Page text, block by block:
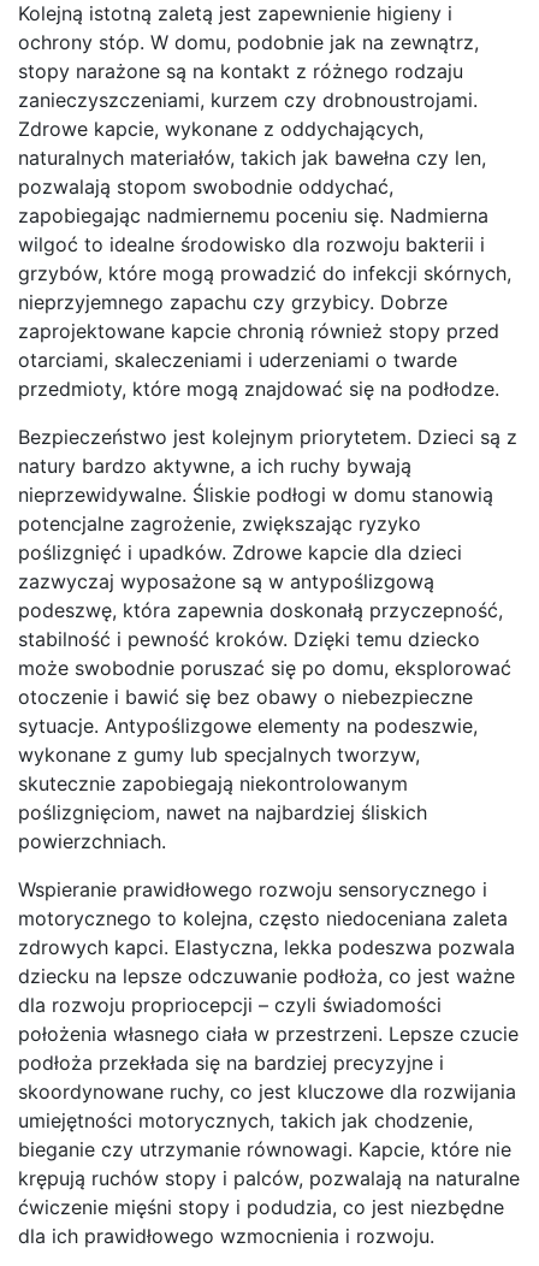
Kolejną istotną zaletą jest zapewnienie higieny i
ochrony stóp. W domu, podobnie jak na zewnątrz,
stopy narażone są na kontakt z różnego rodzaju
zanieczyszczeniami, kurzem czy drobnoustrojami.
Zdrowe kapcie, wykonane z oddychających,
naturalnych materiałów, takich jak bawełna czy len,
pozwalają stopom swobodnie oddychać,
zapobiegając nadmiernemu poceniu się. Nadmierna
wilgoć to idealne środowisko dla rozwoju bakterii i
grzybów, które mogą prowadzić do infekcji skórnych,
nieprzyjemnego zapachu czy grzybicy. Dobrze
zaprojektowane kapcie chronią również stopy przed
otarciami, skaleczeniami i uderzeniami o twarde
przedmioty, które mogą znajdować się na podłodze.
Bezpieczeństwo jest kolejnym priorytetem. Dzieci są z
natury bardzo aktywne, a ich ruchy bywają
nieprzewidywalne. Śliskie podłogi w domu stanowią
potencjalne zagrożenie, zwiększając ryzyko
poślizgnięć i upadków. Zdrowe kapcie dla dzieci
zazwyczaj wyposażone są w antypoślizgową
podeszwę, która zapewnia doskonałą przyczepność,
stabilność i pewność kroków. Dzięki temu dziecko
może swobodnie poruszać się po domu, eksplorować
otoczenie i bawić się bez obawy o niebezpieczne
sytuacje. Antypoślizgowe elementy na podeszwie,
wykonane z gumy lub specjalnych tworzyw,
skutecznie zapobiegają niekontrolowanym
poślizgnięciom, nawet na najbardziej śliskich
powierzchniach.
Wspieranie prawidłowego rozwoju sensorycznego i
motorycznego to kolejna, często niedoceniana zaleta
zdrowych kapci. Elastyczna, lekka podeszwa pozwala
dziecku na lepsze odczuwanie podłoża, co jest ważne
dla rozwoju propriocepcji – czyli świadomości
położenia własnego ciała w przestrzeni. Lepsze czucie
podłoża przekłada się na bardziej precyzyjne i
skoordynowane ruchy, co jest kluczowe dla rozwijania
umiejętności motorycznych, takich jak chodzenie,
bieganie czy utrzymanie równowagi. Kapcie, które nie
krępują ruchów stopy i palców, pozwalają na naturalne
ćwiczenie mięśni stopy i podudzia, co jest niezbędne
dla ich prawidłowego wzmocnienia i rozwoju.